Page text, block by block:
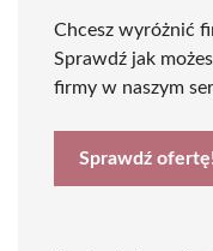
Chcesz wyróżnić
Sprawdź jak
firmy w naszym
Sprawdź